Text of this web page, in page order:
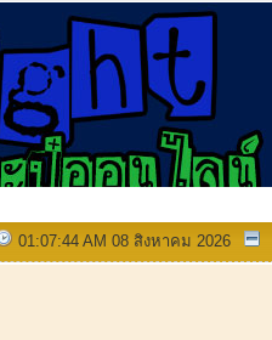
01:07:44 AM 08 สิงหาคม 2026